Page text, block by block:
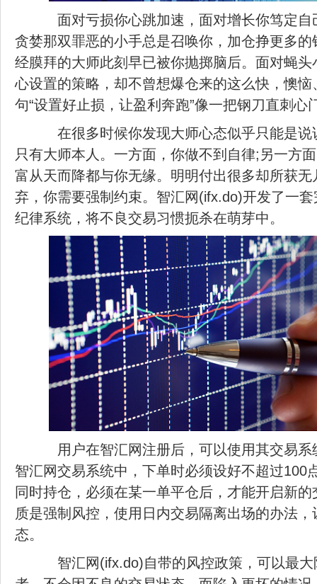
面对亏损你心跳加速，面对增长你笃定自
贪婪那双罪恶的小手总是召唤你，加仓挣更多
经膜拜的大师此刻早已被你抛掷脑后。面对蝇
心设置的策略，却不曾想爆仓来的这么快，懊
句“设置好止损，让盈利奔跑”像一把钢刀直刺心
在很多时候你发现大师心态似乎只能是说
只有大师本人。一方面，你做不到自律;另一方
富从天而降都与你无缘。明明付出很多却所获
弃，你需要强制约束。智汇网(ifx.do)开发了一
纪律系统，将不良交易习惯扼杀在萌芽中。
用户在智汇网注册后，可以使用其交易系
智汇网交易系统中，下单时必须设好不超过100
同时持仓，必须在某一单平仓后，才能开启新
质是强制风控，使用日内交易隔离出场的办法
态。
智汇网(ifx.do)自带的风控政策，可以最大